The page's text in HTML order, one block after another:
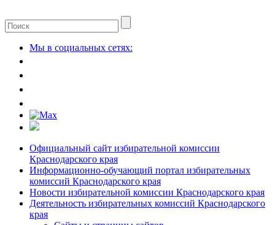
Мы в социальных сетях:
Официальный сайт избирательной комиссии
Краснодарского края
Информационно-обучающий портал избирательных
комиссий Краснодарского края
Новости избирательной комиссии Краснодарского края
Деятельность избирательных комиссий Краснодарского
края